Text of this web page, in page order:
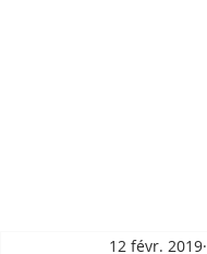
12 févr. 2019